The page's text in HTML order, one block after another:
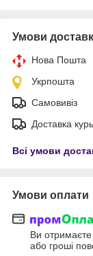
Умови
Нова Пошта
Укрпошта
Самовивіз
Доставка
Всі умови
Умови оплати
Ви
або гроші